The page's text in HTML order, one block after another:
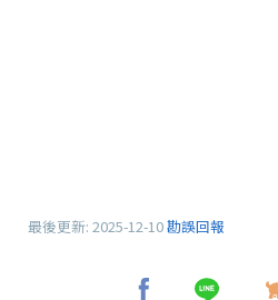
最後更新: 2025-12-10勘誤回報